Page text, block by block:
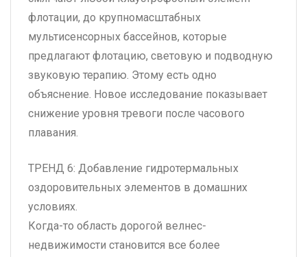
флотации, до крупномасштабных
мультисенсорных бассейнов, которые
предлагают флотацию, световую и подводную
звуковую терапию. Этому есть одно
объяснение. Новое исследование показывает
снижение уровня тревоги после часового
плавания.
ТРЕНД 6: Добавление гидротермальных
оздоровительных элементов в домашних
условиях.
Когда-то область дорогой велнес-
недвижимости становится все более